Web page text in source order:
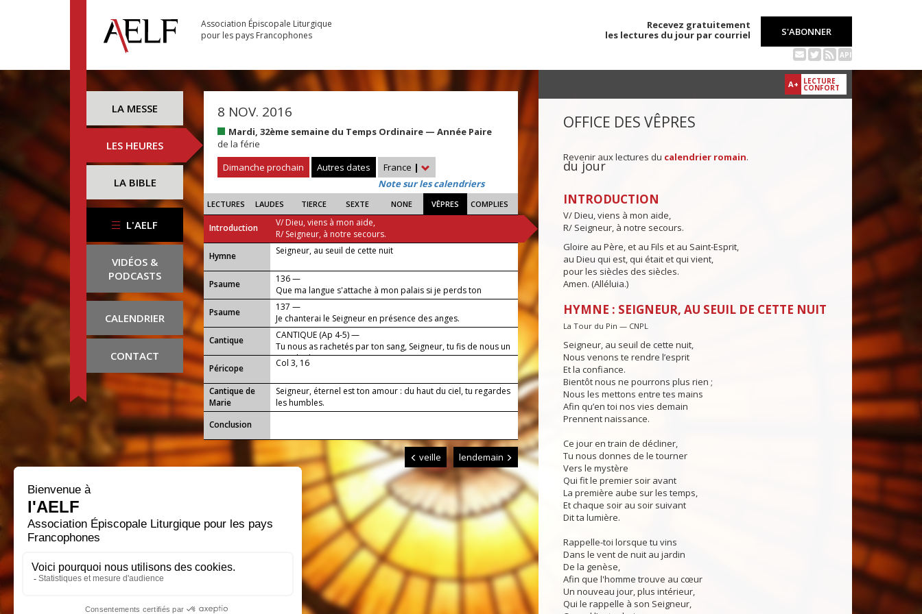
Association Épiscopale Liturgique
pour les pays Francophones
Recevez gratuitement
les lectures du jour par courriel
S'ABONNER
API
LA MESSE
LES HEURES
LA BIBLE
L'AELF
VIDÉOS &
PODCASTS
CALENDRIER
CONTACT
8 NOV. 2016
Mardi, 32ème semaine du Temps Ordinaire — Année Paire
de la férie
Dimanche prochain
Autres dates France |
Note sur les calendriers
LECTURES LAUDES TIERCE SEXTE NONE VÊPRES COMPLIES
Introduction
V/ Dieu, viens à mon aide,
R/ Seigneur, à notre secours.
...
Hymne Seigneur, au seuil de cette nuit
Psaume
136 —
Que ma langue s'attache à mon palais si je perds ton
souvenir !
Psaume
137 —
Je chanterai le Seigneur en présence des anges.
Cantique
CANTIQUE (Ap 4-5) —
Tu nous as rachetés par ton sang, Seigneur, tu fis de nous un
peuple de rois.
Péricope
Col 3, 16
Cantique de
Marie
Seigneur, éternel est ton amour : du haut du ciel, tu regardes
les humbles.
Conclusion
veille lendemain
A+ LECTURE
CONFORT
OFFICE DES VÊPRES
Revenir aux lectures du calendrier romain.
du jour
INTRODUCTION
V/ Dieu, viens à mon aide,
R/ Seigneur, à notre secours.
Gloire au Père, et au Fils et au Saint-Esprit,
au Dieu qui est, qui était et qui vient,
pour les siècles des siècles.
Amen. (Alléluia.)
HYMNE : SEIGNEUR, AU SEUIL DE CETTE NUIT
La Tour du Pin — CNPL
Seigneur, au seuil de cette nuit,
Nous venons te rendre l’esprit
Et la confiance.
Bientôt nous ne pourrons plus rien ;
Nous les mettons entre tes mains
Afin qu’en toi nos vies demain
Prennent naissance.
Ce jour en train de décliner,
Tu nous donnes de le tourner
Vers le mystère
Qui fit le premier soir avant
La première aube sur les temps,
Et chaque soir au soir suivant
Dit ta lumière.
Rappelle-toi lorsque tu vins
Dans le vent de nuit au jardin
De la genèse,
Afin que l'homme trouve au cœur
Un nouveau jour, plus intérieur,
Qui le rappelle à son Seigneur,